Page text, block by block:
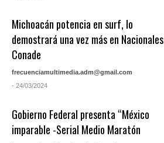
Michoacán potencia en surf, lo
demostrará una vez más en Nacionales
Conade
frecuenciamultimedia.adm@gmail.com
- 24/03/2024
Gobierno Federal presenta “México
imparable -Serial Medio Maratón